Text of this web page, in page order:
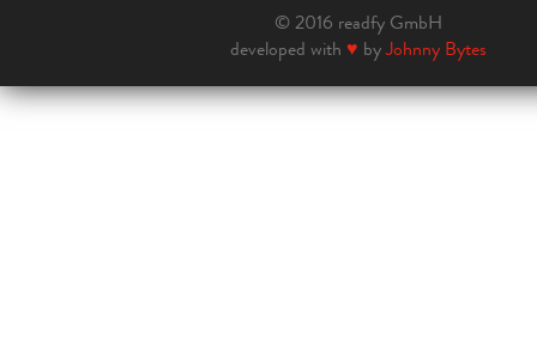
© 2016 readfy GmbH
developed with ♥ byJohnny Bytes